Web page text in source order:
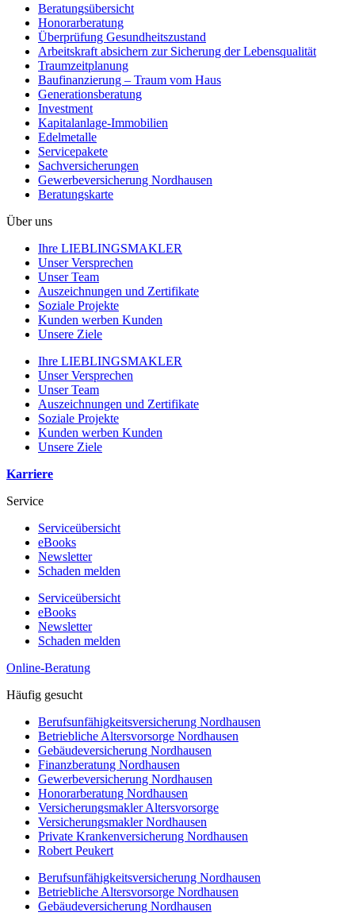
Beratungsübersicht
Honorar­beratung
Überprüfung Gesundheits­zustand
Arbeitskraft absichern zur Sicherung der Lebensqualität
Traumzeit­planung
Baufinanzierung – Traum vom Haus
Generationsberatung
Investment
Kapitalanlage-Immobilien
Edelmetalle
Servicepakete
Sachversicherungen
Gewerbeversicherung Nordhausen
Beratungskarte
Über uns
Ihre LIEBLINGSMAKLER
Unser Versprechen
Unser Team
Auszeichnungen und Zertifikate
Soziale Projekte
Kunden werben Kunden
Unsere Ziele
Ihre LIEBLINGSMAKLER
Unser Versprechen
Unser Team
Auszeichnungen und Zertifikate
Soziale Projekte
Kunden werben Kunden
Unsere Ziele
Karriere
Service
Serviceübersicht
eBooks
Newsletter
Schaden melden
Serviceübersicht
eBooks
Newsletter
Schaden melden
Online-Beratung
Häufig gesucht
Berufsunfähigkeitsversicherung Nordhausen
Betriebliche Altersvorsorge Nordhausen
Gebäudeversicherung Nordhausen
Finanzberatung Nordhausen
Gewerbeversicherung Nordhausen
Honorarberatung Nordhausen
Versicherungsmakler Altersvorsorge
Versicherungsmakler Nordhausen
Private Krankenversicherung Nordhausen
Robert Peukert
Berufsunfähigkeitsversicherung Nordhausen
Betriebliche Altersvorsorge Nordhausen
Gebäudeversicherung Nordhausen